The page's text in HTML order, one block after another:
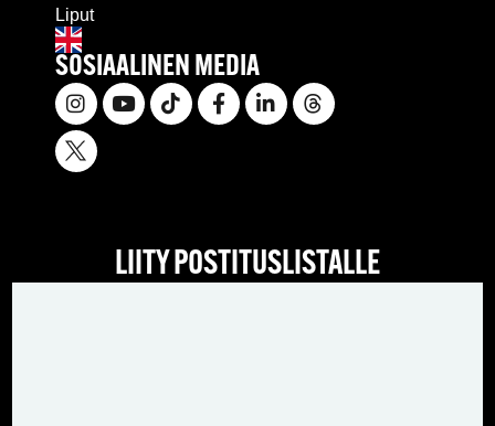
Liput
SOSIAALINEN MEDIA
LIITY POSTITUSLISTALLE